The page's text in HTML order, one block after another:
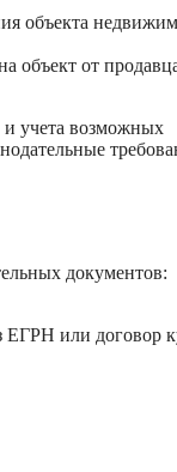
объекта
объект от
и учета возможных
документов:
ЕГРН или договор